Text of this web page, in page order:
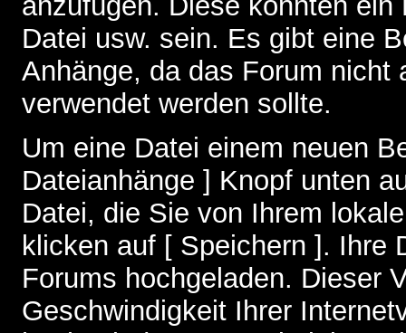
Datei usw. sein. Es gibt eine
Anhänge, da das Forum nicht
verwendet werden sollte.
Um eine Datei einem neuen
Dateianhänge ] Knopf unten
Datei, die Sie von Ihrem
klicken auf [ Speichern ]. Ihre
Forums hochgeladen. Dieser
Geschwindigkeit Ihrer